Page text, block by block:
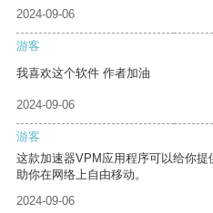
2024-09-06
游客
我喜欢这个软件 作者加油
2024-09-06
游客
这款加速器VPM应用程序可以给你
助你在网络上自由移动。
2024-09-06